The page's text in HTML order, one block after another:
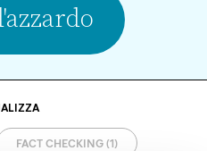
FACT CHECKING (1)